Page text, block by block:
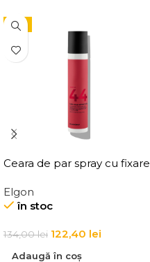
-9%
Ceara de par spray cu fixare
Hold Spray Wax
Elgon
în stoc
134,00lei 122,40 lei
Adaugă în coș